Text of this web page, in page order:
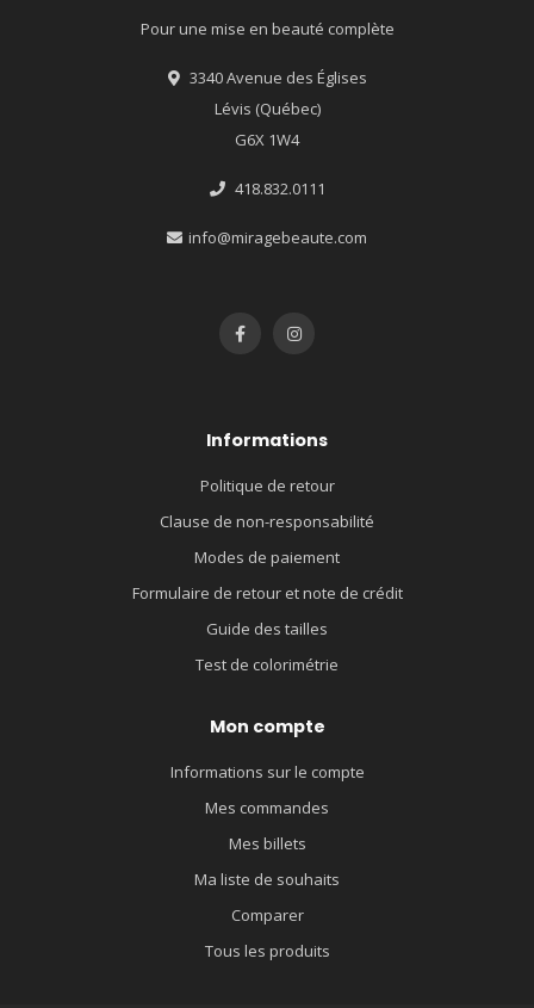
Pour une mise en beauté complète
3340 Avenue des Églises
Lévis (Québec)
G6X 1W4
418.832.0111
info@miragebeaute.com
Informations
Politique de retour
Clause de non-responsabilité
Modes de paiement
Formulaire de retour et note de crédit
Guide des tailles
Test de colorimétrie
Mon compte
Informations sur le compte
Mes commandes
Mes billets
Ma liste de souhaits
Comparer
Tous les produits